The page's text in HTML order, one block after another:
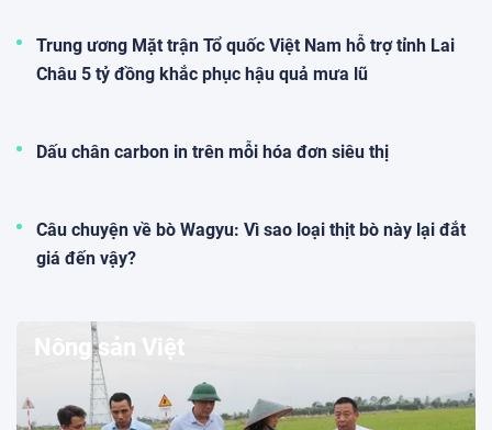
Trung ương Mặt trận Tổ quốc Việt Nam hỗ trợ tỉnh Lai
Châu 5 tỷ đồng khắc phục hậu quả mưa lũ
Dấu chân carbon in trên mỗi hóa đơn siêu thị
Câu chuyện về bò Wagyu: Vì sao loại thịt bò này lại đắt
giá đến vậy?
Nông sản Việt